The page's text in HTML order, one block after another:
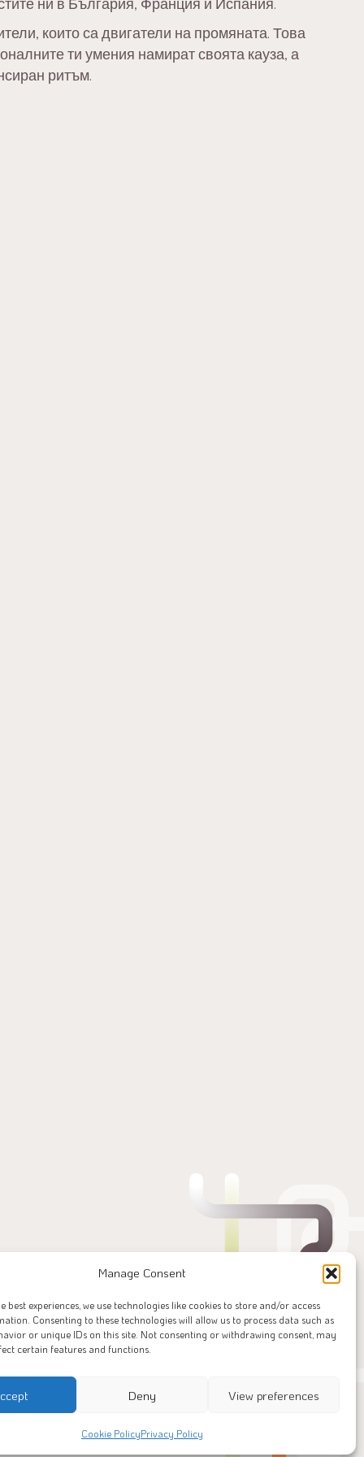
Manage Consent
best experiences, we use technologies like cookies to store and/or access
Consenting to these technologies will allow us to process data such as
or unique IDs on this site. Not consenting or withdrawing consent, may
certain features and functions.
Deny View preferences
Cookie PolicyPrivacy Policy
които са двигатели на промяната. Това
ти умения намират своята кауза, а
ритъм.